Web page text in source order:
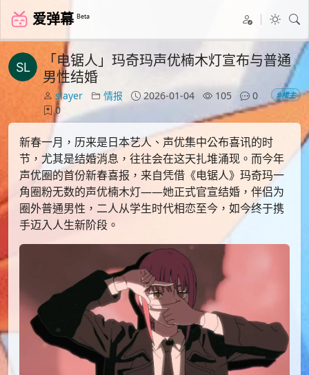
爱弹幕 Beta
「电锯人」玛奇玛声优楠木灯宣布与普通
男性结婚
slayer 情报 2026-01-04 105
0
0
#楼主
新春一月，历来是日本艺人、声优集中公布喜讯的时
节，尤其是结婚消息，往往会在这天扎堆涌现。而今年
声优圈的首份新春喜报，来自凭借《电锯人》玛奇玛一
角圈粉无数的声优楠木灯——她正式官宣结婚，伴侣为
圈外普通男性，二人从学生时代相恋至今，如今终于携
手迈入人生新阶段。